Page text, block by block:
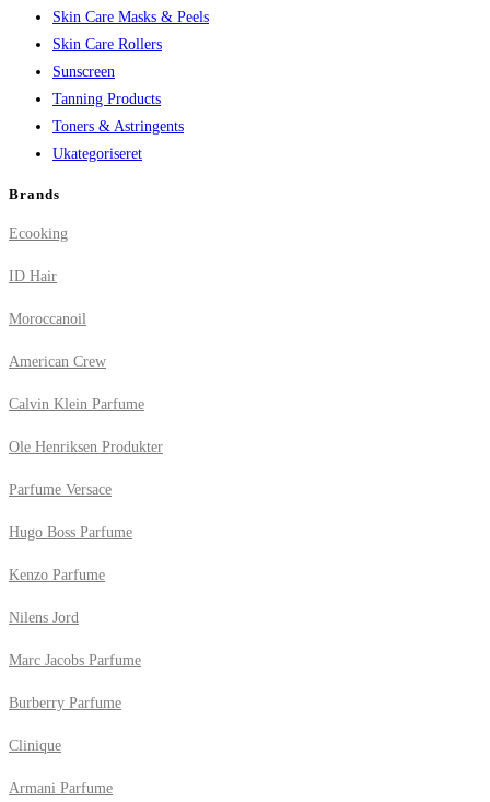
Skin Care Masks & Peels
Skin Care Rollers
Sunscreen
Tanning Products
Toners & Astringents
Ukategoriseret
Brands
Ecooking
ID Hair
Moroccanoil
American Crew
Calvin Klein Parfume
Ole Henriksen Produkter
Parfume Versace
Hugo Boss Parfume
Kenzo Parfume
Nilens Jord
Marc Jacobs Parfume
Burberry Parfume
Clinique
Armani Parfume